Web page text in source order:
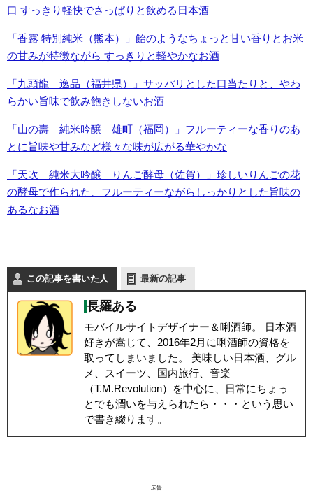
口 すっきり軽快でさっぱりと飲める日本酒
「香露 特別純米（熊本）」飴のようなちょっと甘い香りとお米
の甘みが特徴ながら すっきりと軽やかなお酒
「九頭龍 逸品（福井県）」サッパリとした口当たりと、やわ
らかい旨味で飲み飽きしないお酒
「山の壽 純米吟醸 雄町（福岡）」フルーティーな香りのあ
とに旨味や甘みなど様々な味が広がる華やかな
「天吹 純米大吟醸 りんご酵母（佐賀）」珍しいりんごの花
の酵母で作られた、フルーティーながらしっかりとした旨味の
あるなお酒
この記事を書いた人 最新の記事
長羅ある
モバイルサイトデザイナー＆唎酒師。 日本酒
好きが嵩じて、2016年2月に唎酒師の資格を
取ってしまいました。 美味しい日本酒、グル
メ、スイーツ、国内旅行、音楽
（T.M.Revolution）を中心に、日常にちょっ
とでも潤いを与えられたら・・・という思い
で書き綴ります。
広告